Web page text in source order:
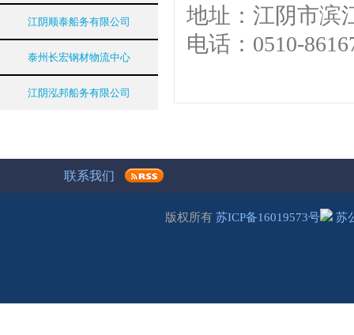
江阴顺泰船务有限公司
泰州长宏钢材物流中心
江阴泓邦船务有限公司
地址：江阴市滨
电话：0510-
联系我们
版权所有 苏ICP备16019573号 苏